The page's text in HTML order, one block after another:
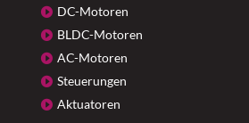
DC-Motoren
BLDC-Motoren
AC-Motoren
Steuerungen
Aktuatoren